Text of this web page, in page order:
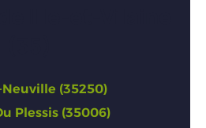
Ille-et-Vilaine
(35250)
Plessis (35006)